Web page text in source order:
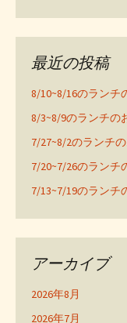
最近の投稿
8/10~8/16のランチ
8/3~8/9のランチの
7/27~8/2のランチ
7/20~7/26のランチ
7/13~7/19のランチ
アーカイブ
2026年8月
2026年7月